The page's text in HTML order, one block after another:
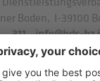
Boden
I-39100
311.info@hds-
Impressum